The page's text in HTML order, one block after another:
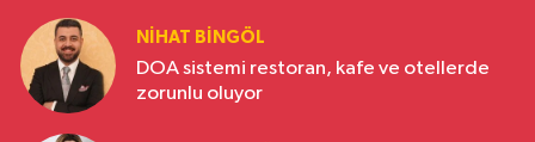
NIHAT BINGÖL
DOA sistemi restoran, kafe ve otellerde
zorunlu oluyor